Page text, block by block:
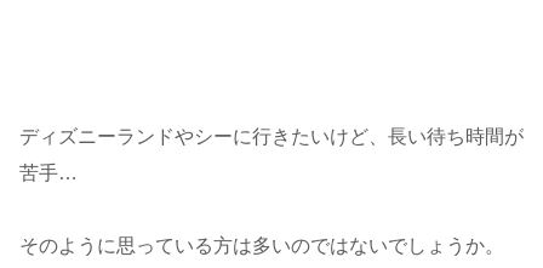
ディズニーランドやシーに行きたいけど、長い待ち時間が
苦手…
そのように思っている方は多いのではないでしょうか。